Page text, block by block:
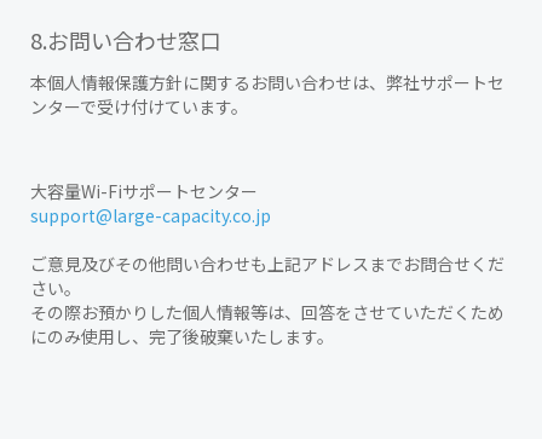
8.お問い合わせ窓口
本個人情報保護方針に関するお問い合わせは、弊社サポートセ
ンターで受け付けています。
大容量Wi-Fiサポートセンター
support@large-capacity.co.jp
ご意見及びその他問い合わせも上記アドレスまでお問合せくだ
さい。
その際お預かりした個人情報等は、回答をさせていただくため
にのみ使用し、完了後破棄いたします。